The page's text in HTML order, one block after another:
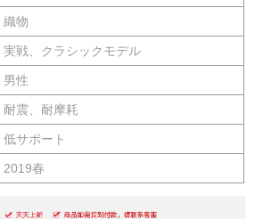
織物
実戦、クラシックモデル
男性
耐震、耐摩耗
低サポート
2019春